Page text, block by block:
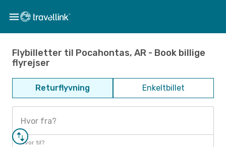
Flybilletter til Pocahontas, AR - Book billige
flyrejser
Returflyvning Enkeltbillet
Hvor fra?
Hvor til?